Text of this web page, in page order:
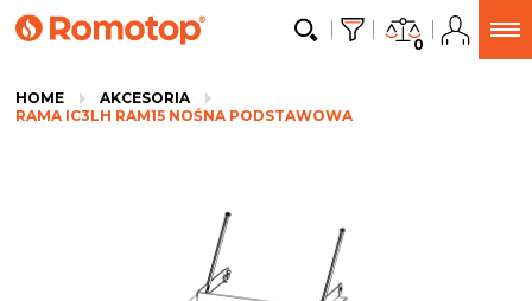
0
HOME
AKCESORIA
RAMA IC3LH RAM15 NOŚNA PODSTAWOWA